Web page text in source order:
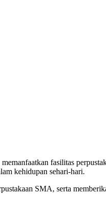
fasilitas
kehidupan sehari-hari.
SMA, serta